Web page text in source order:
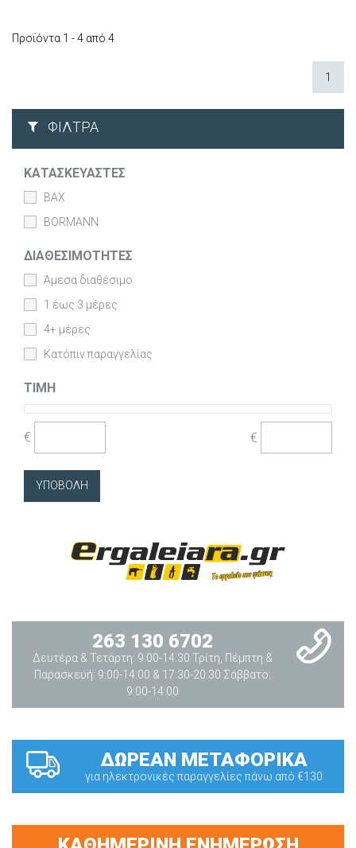
Προϊόντα 1 - 4 από 4
1
ΦΊΛΤΡΑ
ΚΑΤΑΣΚΕΥΑΣΤΈΣ
BAX
BORMANN
ΔΙΑΘΕΣΙΜΌΤΗΤΕΣ
Άμεσα διαθέσιμο
1 έως 3 μέρες
4+ μέρες
Κατόπιν παραγγελίας
ΤΙΜΉ
€ €
263 130 6702
Δευτέρα & Τετάρτη: 9:00-14:30 Τρίτη, Πέμπτη &
Παρασκευή: 9:00-14:00 & 17:30-20:30 Σάββατο:
9:00-14:00
ΔΩΡΕΑΝ ΜΕΤΑΦΟΡΙΚΑ
για ηλεκτρονικές παραγγελίες πάνω από €130